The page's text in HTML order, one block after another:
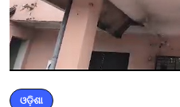
ଓଡ଼ିଶା